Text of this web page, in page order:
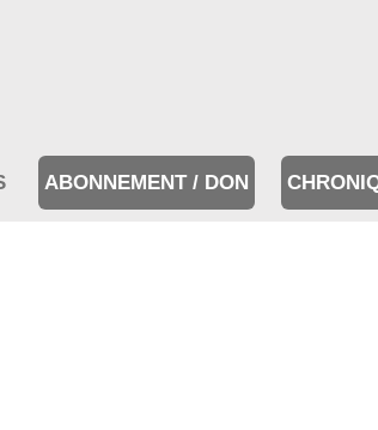
ABONNEMENT / DON